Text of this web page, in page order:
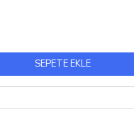
SEPETE EKLE